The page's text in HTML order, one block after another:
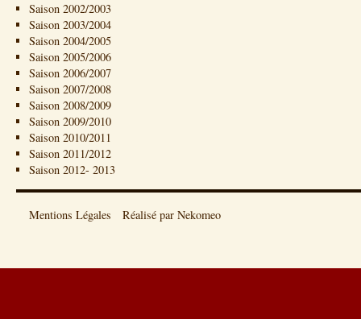
Saison 2002/2003
Saison 2003/2004
Saison 2004/2005
Saison 2005/2006
Saison 2006/2007
Saison 2007/2008
Saison 2008/2009
Saison 2009/2010
Saison 2010/2011
Saison 2011/2012
Saison 2012- 2013
Mentions Légales Réalisé par Nekomeo